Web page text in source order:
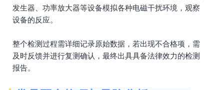
发生器、功率放大器等设备模拟各种电磁干扰环境，观察
设备的反应。
整个检测过程需详细记录原始数据，若出现不合格项，需
及时反馈并进行复测确认，最终出具具备法律效力的检测
报告。